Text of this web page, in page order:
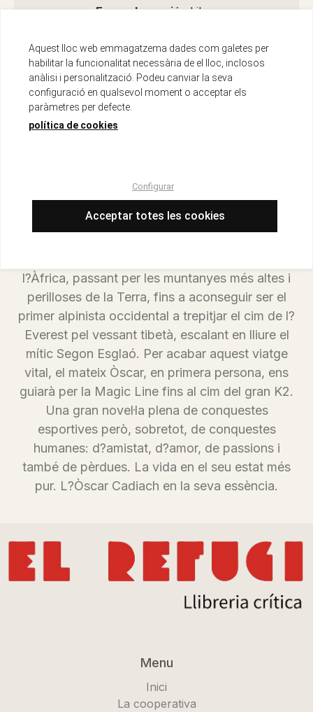
Encuadernació : Libro
Any d'edició : 2012
Idioma : Catalán
Autor/s :
Sallent Vilanova, Eduard
Número de pàgines :
poesia basat en la vida del vuitmilista Òscar
Cadiach. Un recorregut que ens revelarà una
trajectòria plena d?experiències vitals i
l?Àfrica, passant per les muntanyes més altes i
perilloses de la Terra, fins a aconseguir ser el
primer alpinista occidental a trepitjar el cim de l?
Everest pel vessant tibetà, escalant en lliure el
mític Segon Esglaó. Per acabar aquest viatge
vital, el mateix Òscar, en primera persona, ens
guiarà per la Magic Line fins al cim del gran K2.
Una gran novel·la plena de conquestes
esportives però, sobretot, de conquestes
humanes: d?amistat, d?amor, de passions i
també de pèrdues. La vida en el seu estat més
pur. L?Òscar Cadiach en la seva essència.
Menu
Inici
La cooperativa
Aquest lloc web emmagatzema dades com galetes per
habilitar la funcionalitat necessària de el lloc, inclosos
anàlisi i personalització. Podeu canviar la seva
configuració en qualsevol moment o acceptar els
paràmetres per defecte.
política de cookies
Configurar
Acceptar totes les cookies